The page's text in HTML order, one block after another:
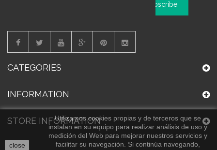
Subscribe
CATEGORIES
INFORMATION
STORE INFORMATION
close
Utilizamos cookies propias y de terceros que se
instalan en su equipo para realizar análisis de uso y
medición del Web para mejorar nuestros servicios y
facilitar su navegación. Si continúa navegando,